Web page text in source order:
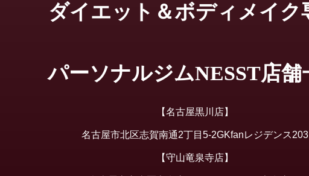
ダイエット＆ボディメイク
パーソナルジムNESST店舗
【名古屋黒川店】
名古屋市北区志賀南通2丁目5-2GKfanレジデンス203
【守山竜泉寺店】